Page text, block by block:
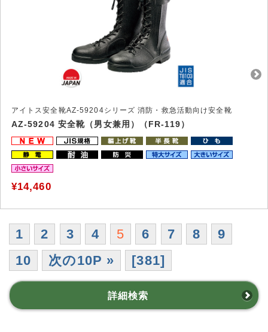
アイトス安全靴AZ-59204シリーズ 消防・救急活動向け安全靴
AZ-59204 安全靴（男女兼用）（FR-119）
¥14,460
1 2 3 4 5 6 7 8
9
10
次の10P » [381]
詳細検索